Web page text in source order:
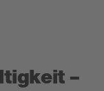
–